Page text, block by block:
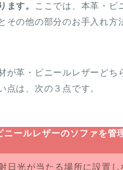
ます。
ここでは、本革・ビ
その他の部分のお手入れ方
が革・ビニールレザーどち
点は、次の３点です。
ニールレザーのソファを管
日光が当たる場所に設置し